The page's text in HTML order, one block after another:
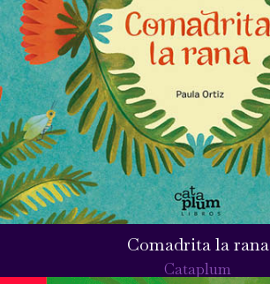
Comadrita la rana
Cataplum